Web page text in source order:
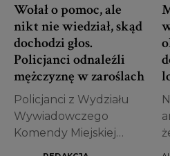
Wołał o pomoc, ale
nikt nie wiedział, skąd
dochodzi głos.
Policjanci odnaleźli
mężczyznę w zaroślach
Policjanci z Wydziału
Wywiadowczego
Komendy Miejskiej